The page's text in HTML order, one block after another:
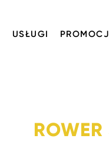
USŁUGI